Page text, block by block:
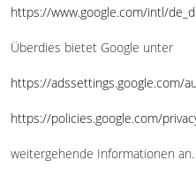
https://www.google.com/intl/
Überdies bietet Google unter
https://adssettings.google.com/
https://policies.google.com/
weitergehende Informationen an.